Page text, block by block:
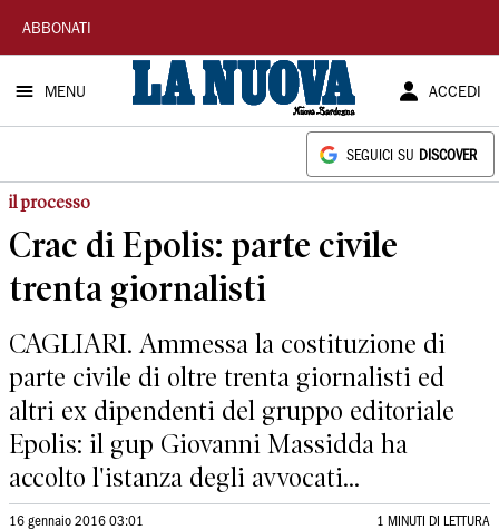
La
Nuova
Sardegna
ABBONATI
MENU ACCEDI
SEGUICI SU DISCOVER
il processo
Crac di Epolis: parte civile
trenta giornalisti
CAGLIARI. Ammessa la costituzione di
parte civile di oltre trenta giornalisti ed
altri ex dipendenti del gruppo editoriale
Epolis: il gup Giovanni Massidda ha
accolto l'istanza degli avvocati...
16 gennaio 2016 03:01 1 MINUTI DI LETTURA